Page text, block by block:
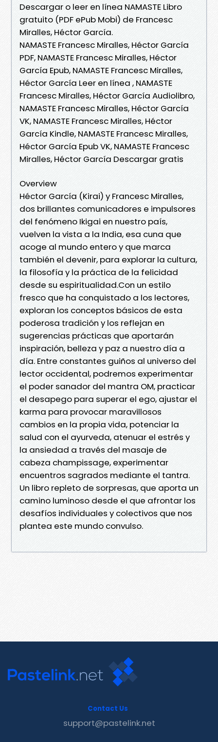
Descargar o leer en línea NAMASTE Libro
gratuito (PDF ePub Mobi) de Francesc
Miralles, Héctor García.
NAMASTE Francesc Miralles, Héctor García
PDF, NAMASTE Francesc Miralles, Héctor
García Epub, NAMASTE Francesc Miralles,
Héctor García Leer en línea , NAMASTE
Francesc Miralles, Héctor García Audiolibro,
NAMASTE Francesc Miralles, Héctor García
VK, NAMASTE Francesc Miralles, Héctor
García Kindle, NAMASTE Francesc Miralles,
Héctor García Epub VK, NAMASTE Francesc
Miralles, Héctor García Descargar gratis
Overview
Héctor García (Kirai) y Francesc Miralles,
dos brillantes comunicadores e impulsores
del fenómeno Ikigai en nuestro país,
vuelven la vista a la India, esa cuna que
acoge al mundo entero y que marca
también el devenir, para explorar la cultura,
la filosofía y la práctica de la felicidad
desde su espiritualidad.Con un estilo
fresco que ha conquistado a los lectores,
exploran los conceptos básicos de esta
poderosa tradición y los reflejan en
sugerencias prácticas que aportarán
inspiración, belleza y paz a nuestro día a
día. Entre constantes guiños al universo del
lector occidental, podremos experimentar
el poder sanador del mantra OM, practicar
el desapego para superar el ego, ajustar el
karma para provocar maravillosos
cambios en la propia vida, potenciar la
salud con el ayurveda, atenuar el estrés y
la ansiedad a través del masaje de
cabeza champissage, experimentar
encuentros sagrados mediante el tantra.
Un libro repleto de sorpresas, que aporta un
camino luminoso desde el que afrontar los
desafíos individuales y colectivos que nos
plantea este mundo convulso.
Contact Us
support@pastelink.net